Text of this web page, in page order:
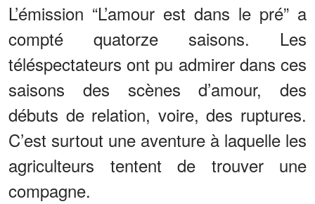
L’émission “L’amour est dans le pré” a
compté quatorze saisons. Les
téléspectateurs ont pu admirer dans ces
saisons des scènes d’amour, des
débuts de relation, voire, des ruptures.
C’est surtout une aventure à laquelle les
agriculteurs tentent de trouver une
compagne.